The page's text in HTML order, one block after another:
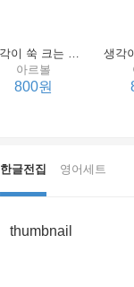
생각이 쑥 크는 세계 명작 2 : 언어 편
아르볼
800원
한글전집 영어세트